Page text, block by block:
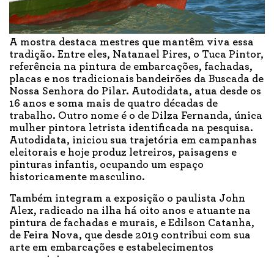
A mostra destaca mestres que mantêm viva essa
tradição. Entre eles, Natanael Pires, o Tuca Pintor,
referência na pintura de embarcações, fachadas,
placas e nos tradicionais bandeirões da Buscada de
Nossa Senhora do Pilar. Autodidata, atua desde os
16 anos e soma mais de quatro décadas de
trabalho. Outro nome é o de Dilza Fernanda, única
mulher pintora letrista identificada na pesquisa.
Autodidata, iniciou sua trajetória em campanhas
eleitorais e hoje produz letreiros, paisagens e
pinturas infantis, ocupando um espaço
historicamente masculino.
Também integram a exposição o paulista John
Alex, radicado na ilha há oito anos e atuante na
pintura de fachadas e murais, e Edilson Catanha,
de Feira Nova, que desde 2019 contribui com sua
arte em embarcações e estabelecimentos